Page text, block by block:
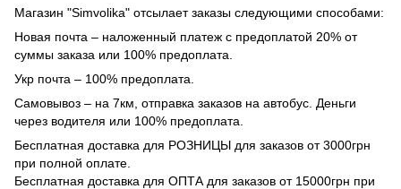
Магазин "Simvolika" отсылает заказы следующими способами:
Новая почта – наложенный платеж с предоплатой 20% от
суммы заказа или 100% предоплата.
Укр почта – 100% предоплата.
Самовывоз – на 7км, отправка заказов на автобус. Деньги
через водителя или 100% предоплата.
Бесплатная доставка для РОЗНИЦЫ для заказов от 3000грн
при полной оплате.
Бесплатная доставка для ОПТА для заказов от 15000грн при